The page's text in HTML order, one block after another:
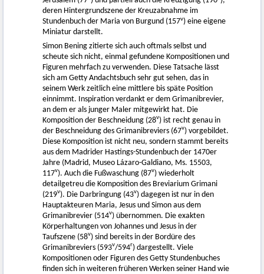
deren Hintergrundszene der Kreuzabnahme im
Stundenbuch der Maria von Burgund (157v) eine eigene
Miniatur darstellt.
Simon Bening zitierte sich auch oftmals selbst und
scheute sich nicht, einmal gefundene Kompositionen und
Figuren mehrfach zu verwenden. Diese Tatsache lässt
sich am Getty Andachtsbuch sehr gut sehen, das in
seinem Werk zeitlich eine mittlere bis späte Position
einnimmt. Inspiration verdankt er dem Grimanibrevier,
an dem er als junger Maler mitgewirkt hat. Die
Komposition der Beschneidung (28v) ist recht genau in
der Beschneidung des Grimanibreviers (67v) vorgebildet.
Diese Komposition ist nicht neu, sondern stammt bereits
aus dem Madrider Hastings-Stundenbuch der 1470er
Jahre (Madrid, Museo Lázaro-Galdiano, Ms. 15503,
117v). Auch die Fußwaschung (87v) wiederholt
detailgetreu die Komposition des Breviarium Grimani
(219v). Die Darbringung (43v) dagegen ist nur in den
Hauptakteuren Maria, Jesus und Simon aus dem
Grimanibrevier (514v) übernommen. Die exakten
Körperhaltungen von Johannes und Jesus in der
Taufszene (58v) sind bereits in der Bordüre des
Grimanibreviers (593v/594r) dargestellt. Viele
Kompositionen oder Figuren des Getty Stundenbuches
finden sich in weiteren früheren Werken seiner Hand wie